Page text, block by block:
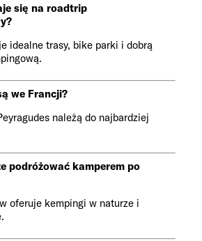
się na roadtrip
idealne trasy, bike parki i dobrą
we Francji?
należą do najbardziej
podróżować kamperem po
oferuje kempingi w naturze i